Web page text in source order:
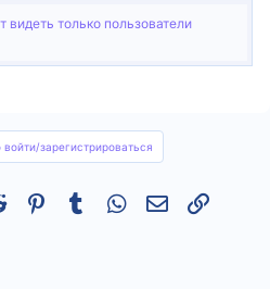
только пользователи
зарегистрироваться
Reddit Pinterest
Tumblr WhatsAppСсылка